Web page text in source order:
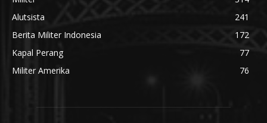
Alutsista
241
Berita Militer Indonesia
172
Kapal Perang
77
Militer Amerika
76